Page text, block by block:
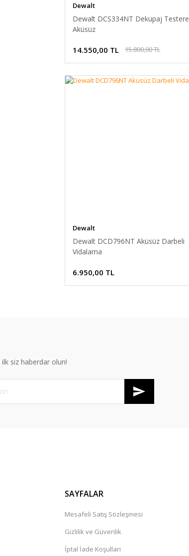
Dewalt
Dewalt DCS334NT Dekupaj Testere
Aküsüz
14.550,00 TL 15.800,00 TL
Dewalt
Dewalt DCD796NT Aküsüz Darbeli
Vidalama
6.950,00 TL
siz haberdar olun!
SAYFALAR
Mesafeli Satış Sözleşmesi
Gizlilik ve Güvenlik
İptal İade Koşullari